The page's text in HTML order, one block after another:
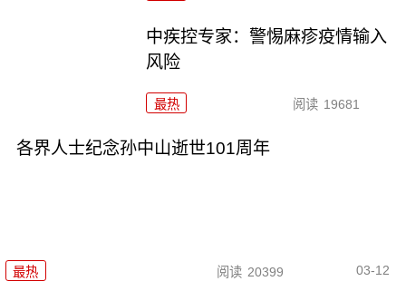
中疾控专家：警惕麻疹疫情输入
风险
最热 阅读 19681
各界人士纪念孙中山逝世101周年
最热 阅读 20399 03-12